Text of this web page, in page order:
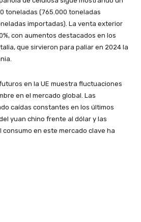
toneladas (765.000 toneladas
importadas). La venta exterior
con aumentos destacados en los
que sirvieron para paliar en 2024 la
en la UE muestra fluctuaciones
en el mercado global. Las
caídas constantes en los últimos
yuan chino frente al dólar y las
en este mercado clave ha